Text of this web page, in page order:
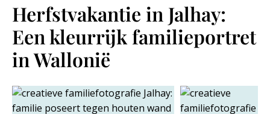
Herfstvakantie in Jalhay:
Een kleurrijk familieportret
in Wallonië